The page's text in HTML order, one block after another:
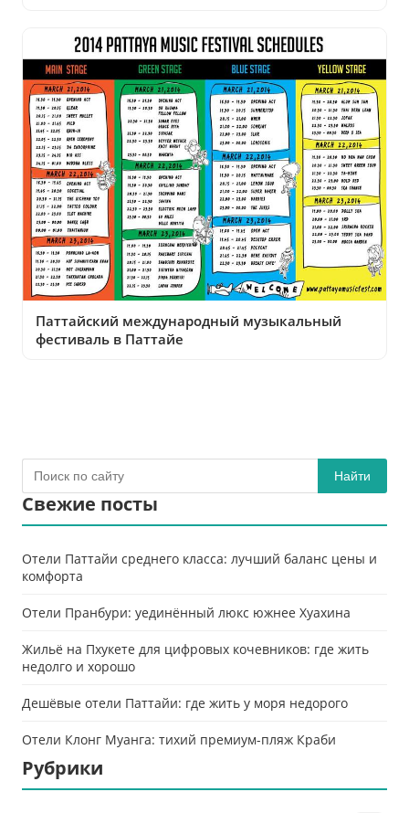
Паттайский международный музыкальный
фестиваль в Паттайе
Найти
Свежие посты
Отели Паттайи среднего класса: лучший баланс цены и
комфорта
Отели Пранбури: уединённый люкс южнее Хуахина
Жильё на Пхукете для цифровых кочевников: где жить
недолго и хорошо
Дешёвые отели Паттайи: где жить у моря недорого
Отели Клонг Муанга: тихий премиум-пляж Краби
Рубрики